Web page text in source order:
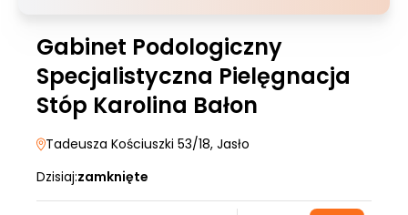
Gabinet Podologiczny
Specjalistyczna Pielęgnacja
Stóp Karolina Bałon
Tadeusza Kościuszki 53/18, Jasło
Dzisiaj:zamknięte